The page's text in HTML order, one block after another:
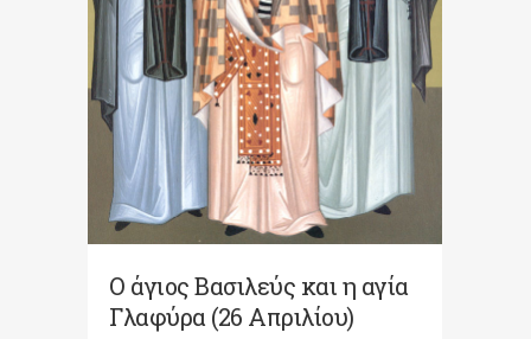
Ο άγιος Βασιλεύς και η αγία
Γλαφύρα (26 Απριλίου)